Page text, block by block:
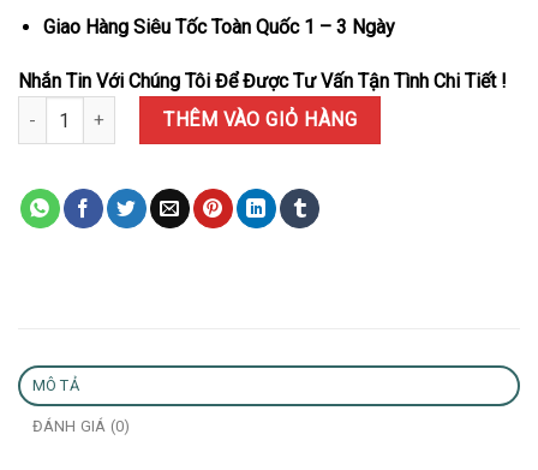
Giao Hàng Siêu Tốc Toàn Quốc 1 – 3 Ngày
Nhắn Tin Với Chúng Tôi Để Được Tư Vấn Tận Tình Chi Tiết !
Đồng hồ Rolex Daytona 126515LN-0002 Vàng Hồng Mặt Đen &
THÊM VÀO GIỎ HÀNG
MÔ TẢ
ĐÁNH GIÁ (0)